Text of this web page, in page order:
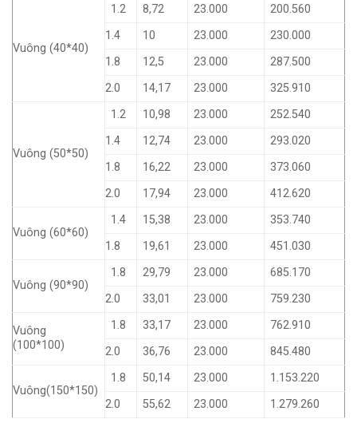
Vuông (40*40)
1.2 8,72 23.000
200.560
1.4
10 23.000
230.000
1.8
12,5 23.000
287.500
2.0
14,17 23.000 325.910
Vuông (50*50)
1.2 10,98 23.000
252.540
1.4
12,74 23.000
293.020
1.8
16,22 23.000
373.060
2.0
17,94 23.000 412.620
Vuông (60*60)
1.4 15,38 23.000
353.740
1.8
19,61 23.000 451.030
Vuông (90*90)
1.8 29,79 23.000
685.170
2.0
33,01 23.000 759.230
Vuông
(100*100)
1.8 33,17 23.000
762.910
2.0
36,76 23.000 845.480
Vuông(150*150)
1.8 50,14 23.000
1.153.220
2.0
55,62 23.000 1.279.260